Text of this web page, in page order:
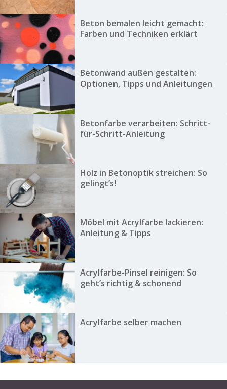
Beton bemalen leicht gemacht:
Farben und Techniken erklärt
Betonwand außen gestalten:
Optionen, Tipps und Anleitungen
Betonfarbe verarbeiten: Schritt-
für-Schritt-Anleitung
Holz in Betonoptik streichen: So
gelingt’s!
Möbel mit Acrylfarbe lackieren:
Anleitung & Tipps
Acrylfarbe-Pinsel reinigen: So
geht’s richtig & schonend
Acrylfarbe selber machen